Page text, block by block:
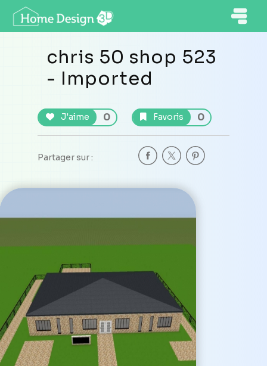
chris 50 shop 523
- Imported
J'aime 0 Favoris 0
Partager sur :